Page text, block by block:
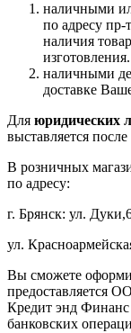
наличными
по адресу
наличия
изготовления.
наличными
доставке
Для юридических
выставляется
В розничных
по адресу:
г. Брянск: ул.
ул.
Вы сможете
предоставляется
Кредит энд
банковских